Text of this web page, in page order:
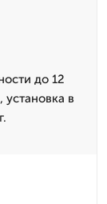
до 12
в